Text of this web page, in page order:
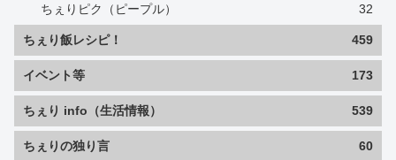
ちぇりピク（ピープル）
32
ちぇり飯レシピ！ 459
イベント等 173
ちぇり info（生活情報） 539
ちぇりの独り言 60